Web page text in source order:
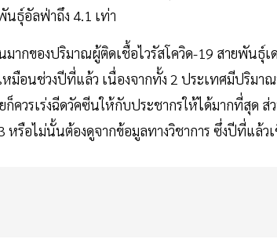
นธุ์อัลฟ่าถึง 4.1 เท่า
มากของปริมาณผู้ติดเชื้อไวรัสโควิด-19 สายพันธุ์
หมือนช่วงปีที่แล้ว เนื่องจากทั้ง 2 ประเทศมีปริม
ควรเร่งฉีดวัคซีนให้กับประชากรให้ได้มากที่สุด
หรือไม่นั้นต้องดูจากข้อมูลทางวิชาการ ซึ่งปีที่แล้ว